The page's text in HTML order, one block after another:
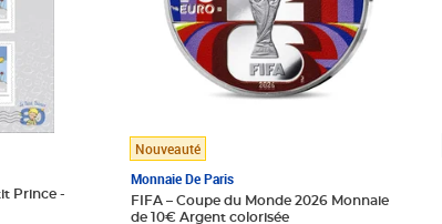
Prince -
Nouveauté
Monnaie De Paris
FIFA – Coupe du Monde 2026 Monnaie
de 10€ Argent colorisée